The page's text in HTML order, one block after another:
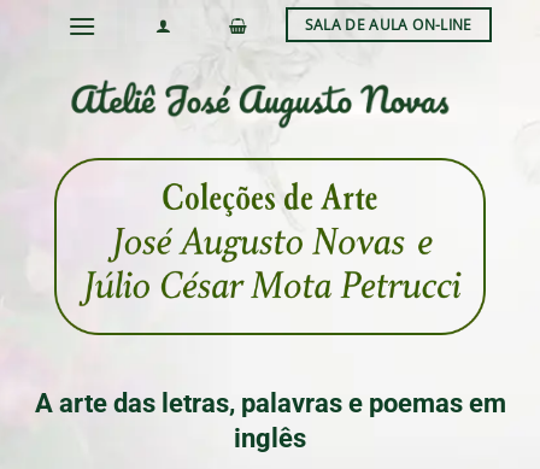
SALA DE AULA ON-LINE
A arte das letras, palavras e poemas em
inglês